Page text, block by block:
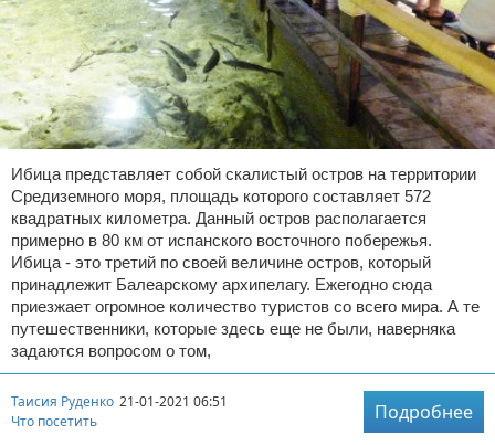
Ибица представляет собой скалистый остров на территории
Средиземного моря, площадь которого составляет 572
квадратных километра. Данный остров располагается
примерно в 80 км от испанского восточного побережья.
Ибица - это третий по своей величине остров, который
принадлежит Балеарскому архипелагу. Ежегодно сюда
приезжает огромное количество туристов со всего мира. А те
путешественники, которые здесь еще не были, наверняка
задаются вопросом о том,
Таисия Руденко 21-01-2021 06:51
Что посетить
Подробнее